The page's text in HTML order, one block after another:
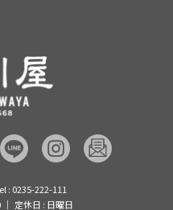
産直品）
: 0235-222-111
定休日 : 日曜日